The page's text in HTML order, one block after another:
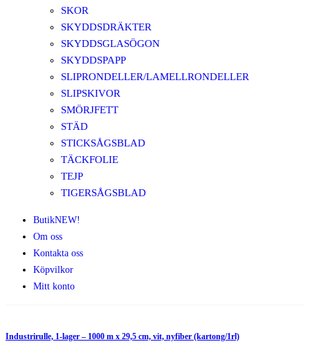
SKOR
SKYDDSDRÄKTER
SKYDDSGLASÖGON
SKYDDSPAPP
SLIPRONDELLER/LAMELLRONDELLER
SLIPSKIVOR
SMÖRJFETT
STÄD
STICKSÅGSBLAD
TÄCKFOLIE
TEJP
TIGERSÅGSBLAD
ButikNEW!
Om oss
Kontakta oss
Köpvilkor
Mitt konto
Industrirulle, 1-lager – 1000 m x 29,5 cm, vit, nyfiber (kartong/1rl)